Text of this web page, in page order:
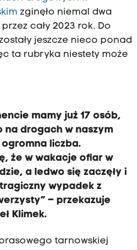
zginęło niemal dwa
cały 2023 rok. Do
jeszcze nieco ponad
ta rubryka niestety może
mamy już 17 osób,
na drogach w naszym
liczba.
że w wakacje ofiar w
a ledwo się zaczęły i
wypadek z
– przekazuje
Klimek.
tarnowskiej